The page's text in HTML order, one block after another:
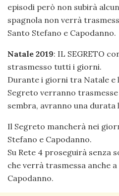
episodi però non subirà
spagnola non verrà
Santo Stefano e Capodanno.
Natale 2019: IL SEGRETO
strasmesso tutti i giorni.
Durante i giorni tra Natale e
Segreto verranno trasmesse
sembra, avranno una
Il Segreto mancherà nei
Stefano e Capodanno.
Su Rete 4 proseguirà senza
che verrà trasmessa anche
Capodanno.